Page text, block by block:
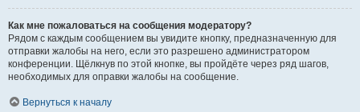
Как мне пожаловаться на сообщения модератору?
Рядом с каждым сообщением вы увидите кнопку, предназначенную для
отправки жалобы на него, если это разрешено администратором
конференции. Щёлкнув по этой кнопке, вы пройдёте через ряд шагов,
необходимых для оправки жалобы на сообщение.
Вернуться к началу